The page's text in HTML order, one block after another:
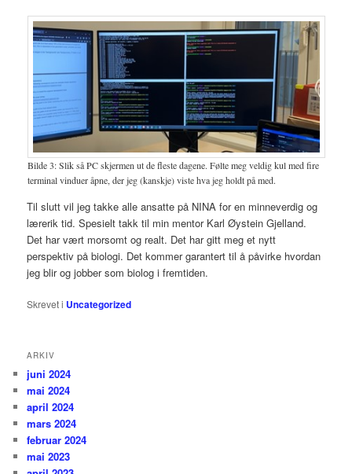
Bilde 3: Slik så PC skjermen ut de fleste dagene. Følte meg veldig kul med fire
terminal vinduer åpne, der jeg (kanskje) viste hva jeg holdt på med.
Til slutt vil jeg takke alle ansatte på NINA for en minneverdig og
lærerik tid. Spesielt takk til min mentor Karl Øystein Gjelland.
Det har vært morsomt og realt. Det har gitt meg et nytt
perspektiv på biologi. Det kommer garantert til å påvirke hvordan
jeg blir og jobber som biolog i fremtiden.
Skrevet i Uncategorized
ARKIV
juni 2024
mai 2024
april 2024
mars 2024
februar 2024
mai 2023